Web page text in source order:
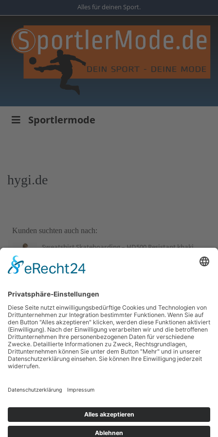
to
content
Alles für deinen Sport.
Sportlermode
hygi.de
Kunden suchten auch nach:
Sweatshirt Skateboarding – HD500 Resistant khaki
Judoanzug 100 Kinder
Sport-Thieme Mini-Basketball „Playground“, Blau
Sportime Kickertisch „Connect & Play“ Stadion Edition,
Blau-Weiß